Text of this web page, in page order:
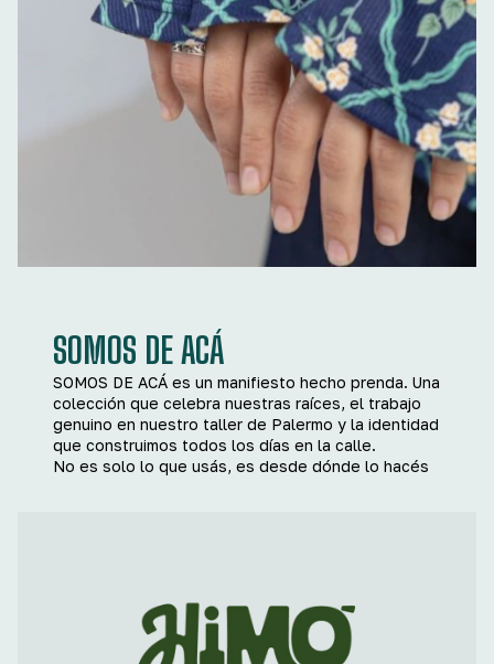
SOMOS DE ACÁ
SOMOS DE ACÁ es un manifiesto hecho prenda. Una
colección que celebra nuestras raíces, el trabajo
genuino en nuestro taller de Palermo y la identidad
que construimos todos los días en la calle.
No es solo lo que usás, es desde dónde lo hacés